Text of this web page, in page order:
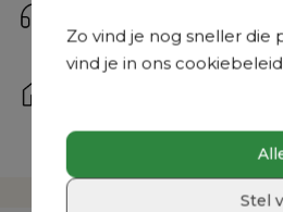
Zo vind je nog sneller
vind je in ons
Stel
+31 408 08 07 58 | Van
18.30u en op zaterdag: 9.30u -
36 showrooms